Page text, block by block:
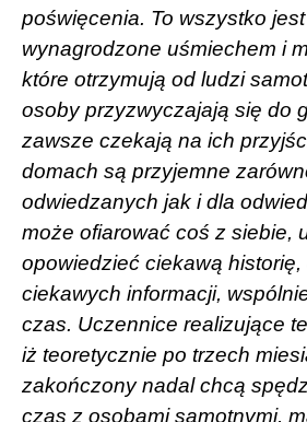
poświęcenia. To wszystko
wynagrodzone uśmiechem i
które otrzymują od ludzi
osoby przyzwyczajają się do
zawsze czekają na ich
domach są przyjemne
odwiedzanych jak i dla
może ofiarować coś z siebie,
opowiedzieć ciekawą
ciekawych informacji,
czas. Uczennice realizujące
iż teoretycznie po trzech
zakończony nadal chcą
czas z osobami samotnymi,